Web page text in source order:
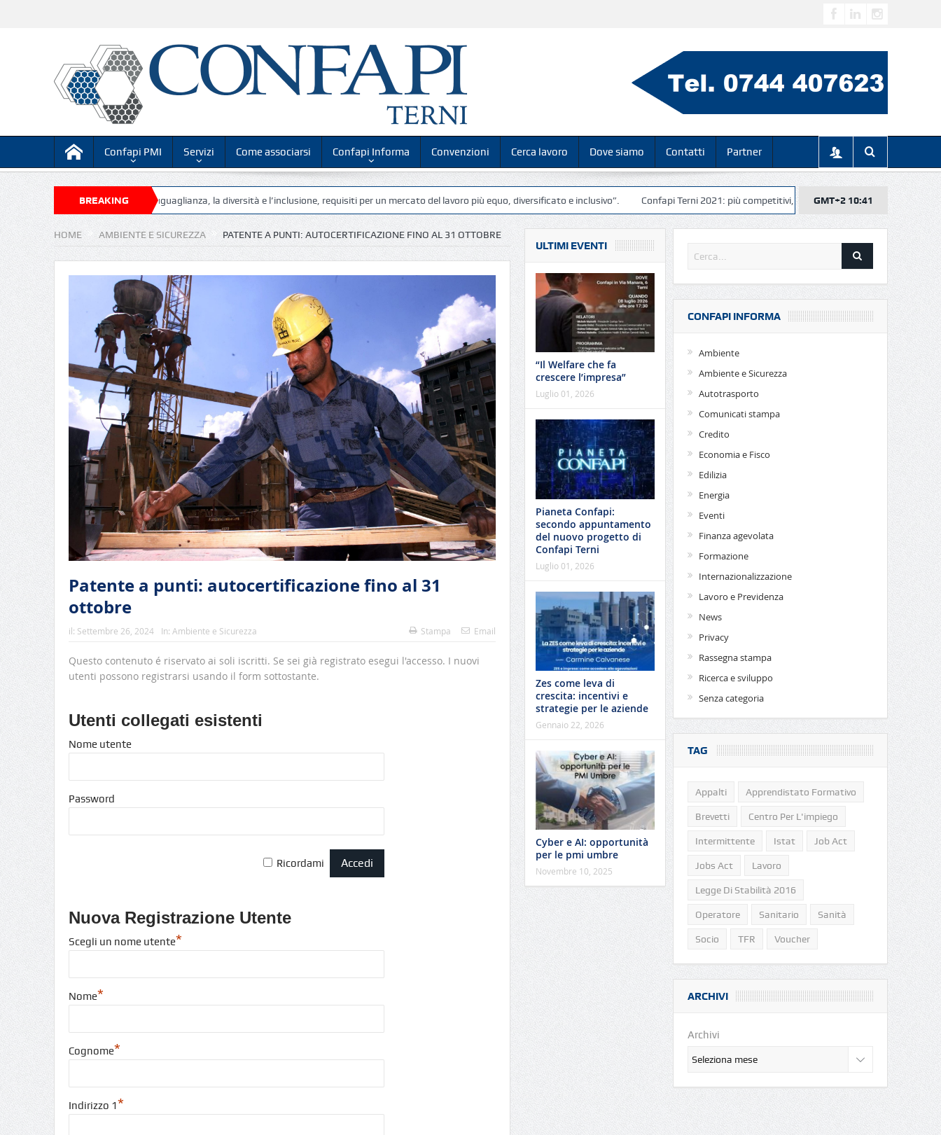
Confapi PMI Servizi Come associarsi Confapi Informa Convenzioni Cerca lavoro Dove siamo Contatti Partner
BREAKING
NEWS
su “Competenze per l’uguaglianza, la diversità e l’inclusione, requisiti per un mercato del lavoro più equo, diversificato e inclusivo”. Confapi Terni 2021: più competitivi, più veloci, più digitali… insieme per il
GMT+2 10:41
HOME AMBIENTE E SICUREZZA PATENTE A PUNTI: AUTOCERTIFICAZIONE FINO AL 31 OTTOBRE
Patente a punti: autocertificazione fino al 31
ottobre
il: Settembre 26, 2024 In: Ambiente e Sicurezza Stampa Email
Questo contenuto é riservato ai soli iscritti. Se sei già registrato esegui l'accesso. I nuovi
utenti possono registrarsi usando il form sottostante.
Utenti collegati esistenti
Nome utente
Password
Ricordami
Nuova Registrazione Utente
Scegli un nome utente*
Nome*
Cognome*
Indirizzo 1*
ULTIMI EVENTI
“Il Welfare che fa
crescere l’impresa”
Luglio 01, 2026
Pianeta Confapi:
secondo appuntamento
del nuovo progetto di
Confapi Terni
Luglio 01, 2026
Zes come leva di
crescita: incentivi e
strategie per le aziende
Gennaio 22, 2026
Cyber e AI: opportunità
per le pmi umbre
Novembre 10, 2025
CONFAPI INFORMA
Ambiente
Ambiente e Sicurezza
Autotrasporto
Comunicati stampa
Credito
Economia e Fisco
Edilizia
Energia
Eventi
Finanza agevolata
Formazione
Internazionalizzazione
Lavoro e Previdenza
News
Privacy
Rassegna stampa
Ricerca e sviluppo
Senza categoria
TAG
Appalti Apprendistato Formativo
Brevetti Centro Per L'impiego
Intermittente Istat Job Act
Jobs Act Lavoro
Legge Di Stabilità 2016
Operatore Sanitario Sanità
Socio TFR Voucher
ARCHIVI
Archivi